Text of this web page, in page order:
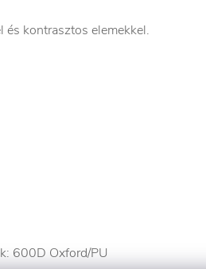
kontrasztos elemekkel.
600D Oxford/PU